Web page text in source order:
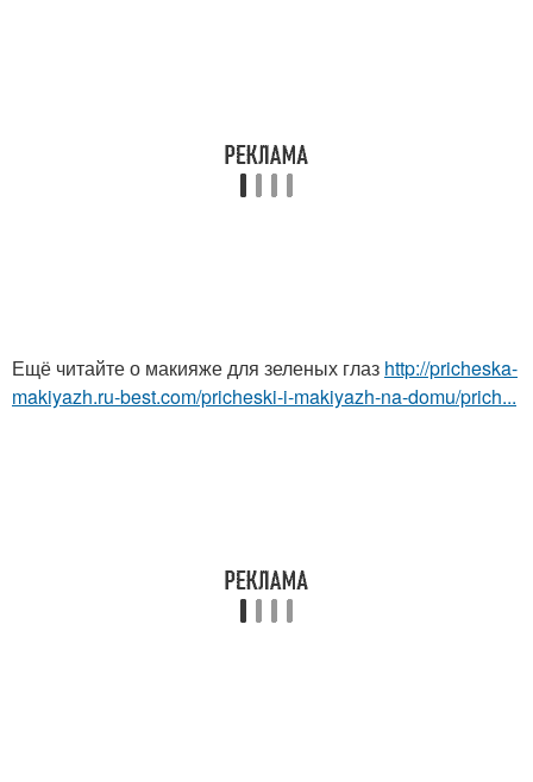
Ещё читайте о макияже для зеленых глаз http://pricheska-
makiyazh.ru-best.com/pricheski-i-makiyazh-na-domu/prich...